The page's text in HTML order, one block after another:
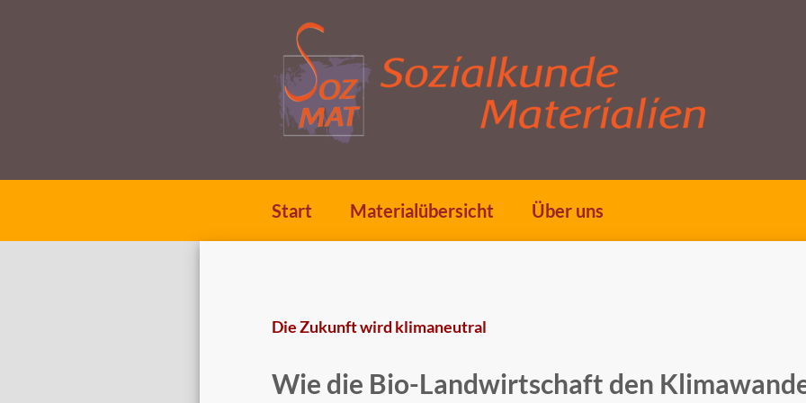
Start Materialübersicht Über uns
Die Zukunft wird klimaneutral
Wie die Bio-Landwirtschaft den